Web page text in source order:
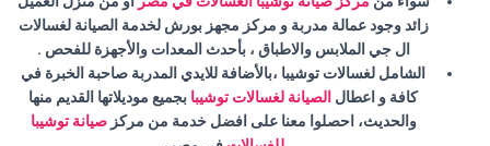
زائد وجود عمالة مدربة و مركز مجهز بورش لخدمة الصيانة لغسالات
ال جي الملابس والاطباق ، بأحدث المعدات والأجهزة للفحص .
الشامل لغسالات توشيبا ،بالأضافة للايدي المدربة صاحبة الخبرة في
كافة و اعطال الصيانة لغسالات توشيبا بجميع موديلاتها القديم منها
والحديث، احصلوا معنا على افضل خدمة من مركزصيانة توشيبا